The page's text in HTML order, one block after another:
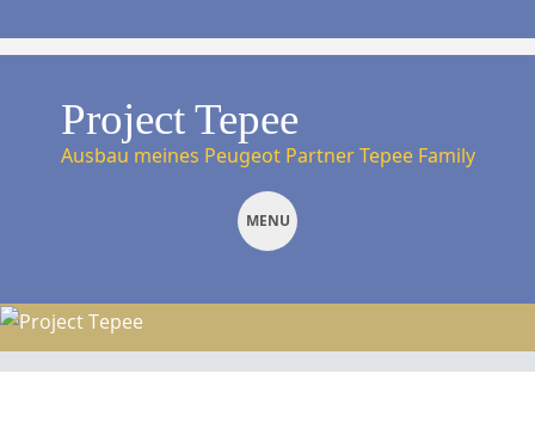
Project Tepee
Ausbau meines Peugeot Partner Tepee Family
MENU